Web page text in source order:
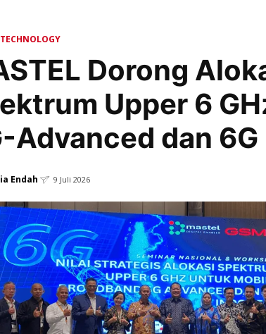
Dorong
Upper 6
Advanced dan 6G
Endah 9 Juli 2026